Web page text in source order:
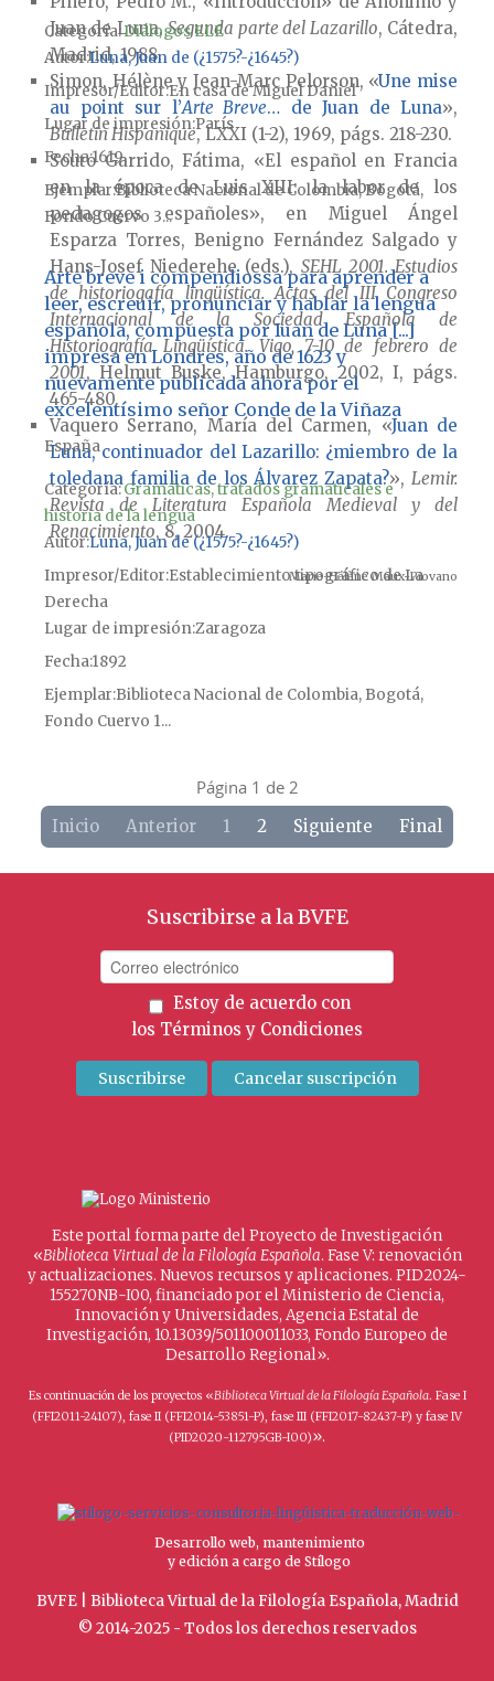
Juan de Luna,Segunda parte del Lazarillo, Cátedra,
Madrid, 1988.
Simon, Hélène y Jean-Marc Pelorson, «Une mise
au point sur l’Arte Breve… de Juan de Luna»,
Bulletin Hispanique, LXXI (1-2), 1969, págs. 218-230.
Souto Garrido, Fátima, «El español en Francia
en la época de Luis XIII: la labor de los
pedagogos españoles», en Miguel Ángel
Esparza Torres, Benigno Fernández Salgado y
Hans-Josef Niederehe (eds.),SEHL 2001. Estudios
de historiogafía lingüística. Actas del III Congreso
Internacional de la Sociedad Española de
Historiografía Lingüística. Vigo, 7-10 de febrero de
2001, Helmut Buske, Hamburgo, 2002, I, págs.
465-480.
Vaquero Serrano, María del Carmen, «Juan de
Luna, continuador del Lazarillo: ¿miembro de la
toledana familia de los Álvarez Zapata?»,Lemir.
Revista de Literatura Española Medieval y del
Renacimiento, 8, 2004.
Marie-Hélène Maux-Piovano
Categoría:Diálogos ELE
AutorLuna, Juan de (¿1575?-¿1645?)
Impresor/EditorEn casa de Miguel Daniel
Lugar de impresiónParís
Fecha1619
Ejemplar Biblioteca Nacional de Colombia, Bogotá,
Fondo Cuervo 3...
Arte breve i compendiossa para aprender a
leer, escreuir, pronunciar y hablar la lengua
española, compuesta por Iuan de Luna [...]
impresa en Londres, año de 1623 y
nuevamente publicada ahora por el
excelentísimo señor Conde de la Viñaza
España
Categoría:Gramáticas, tratados gramaticales e
historia de la lengua
AutorLuna, Juan de (¿1575?-¿1645?)
Impresor/Editor Establecimiento tipográfico de La
Derecha
Lugar de impresiónZaragoza
Fecha1892
Ejemplar Biblioteca Nacional de Colombia, Bogotá,
Fondo Cuervo 1...
Página 1 de 2
Inicio Anterior 1 2 Siguiente Final
Suscribirse a la BVFE
Estoy de acuerdo con
los Términos y Condiciones
Este portal forma parte del Proyecto de Investigación
«Biblioteca Virtual de la Filología Española. Fase V: renovación
y actualizaciones. Nuevos recursos y aplicaciones. PID2024-
155270NB-I00, financiado por el Ministerio de Ciencia,
Innovación y Universidades, Agencia Estatal de
Investigación, 10.13039/501100011033, Fondo Europeo de
Desarrollo Regional».
Es continuación de los proyectos «Biblioteca Virtual de la Filología Española. Fase I
(FFI2011-24107), fase II (FFI2014-53851-P), fase III (FFI2017-82437-P) y fase IV
(PID2020-112795GB-I00)».
Desarrollo web, mantenimiento
y edición a cargo de Stílogo
BVFE | Biblioteca Virtual de la Filología Española, Madrid
© 2014-2025 - Todos los derechos reservados